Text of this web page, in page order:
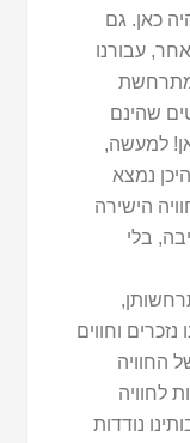
כאן. גם
עבורנו
מתרחשת
שהינם
למעשה,
נמצא
הישירה
בלי
וחווים
החוויה
לחוויה
נודדות